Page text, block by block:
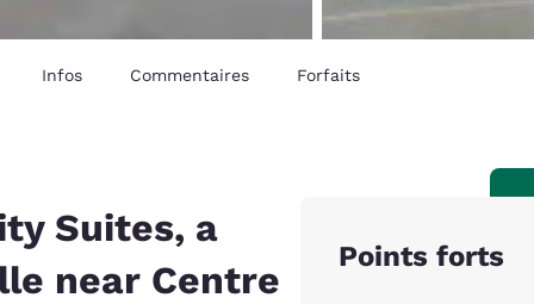
Infos Commentaires Forfaits
Suites, a
near Centre
Points forts